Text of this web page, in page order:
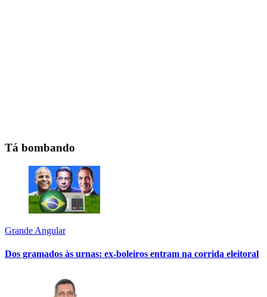
Tá bombando
Grande Angular
Dos gramados às urnas: ex-boleiros entram na corrida eleitoral